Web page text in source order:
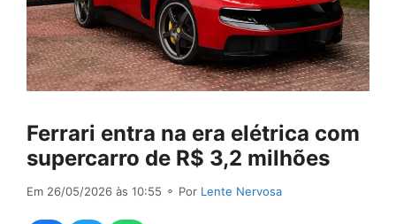
Ferrari entra na era elétrica com
supercarro de R$ 3,2 milhões
Em 26/05/2026 às 10:55 ⚬ Por Lente Nervosa